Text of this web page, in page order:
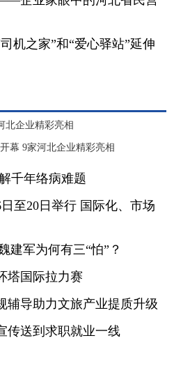
机之家”和“爱心驿站”延伸
幕 9家河北企业精彩亮相
千年络病难题
至20日举行 国际化、市场
建军为何有三“怕”？
塔国际拉力赛
辅导助力文旅产业提质升级
传送到求职就业一线